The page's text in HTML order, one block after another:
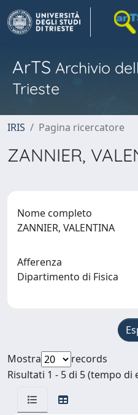
ArTS Archivio
Trieste
IRIS Pagina ricercatore
ZANNIER,
Nome completo
ZANNIER, VALENTINA
Afferenza
Dipartimento di Fisica
Mostra
records
Risultati 1 - 5 di 5 (tempo di